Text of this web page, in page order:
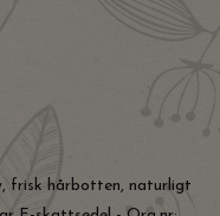
frisk hårbotten, naturligt